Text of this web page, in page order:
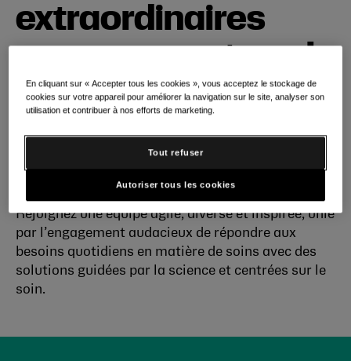
extraordinaires
soin quotidien
Trouvez du sens à chaque
Rejoignez une équipe agile, diverse et inspirée, unie
par l’engagement audacieux de répondre aux
besoins quotidiens en matière de soins avec des
solutions guidées par la science et centrées sur le
soin.
En cliquant sur « Accepter tous les cookies », vous acceptez le stockage de
cookies sur votre appareil pour améliorer la navigation sur le site, analyser son
utilisation et contribuer à nos efforts de marketing.
Tout refuser
Autoriser tous les cookies